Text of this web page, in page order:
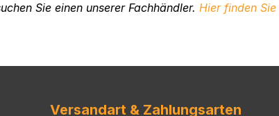
Sie einen unserer Fachhändler. Hier finden Sie
Versandart & Zahlungsarten